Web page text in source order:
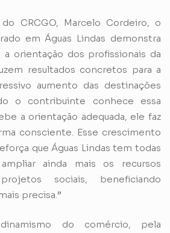
CRCGO, Marcelo Cordeiro, o
em Águas Lindas demonstra
a orientação dos profissionais da
resultados concretos para a
aumento das destinações
o contribuinte conhece essa
a orientação adequada, ele faz
consciente. Esse crescimento
que Águas Lindas tem todas
ainda mais os recursos
sociais, beneficiando
precisa.”
do comércio, pela